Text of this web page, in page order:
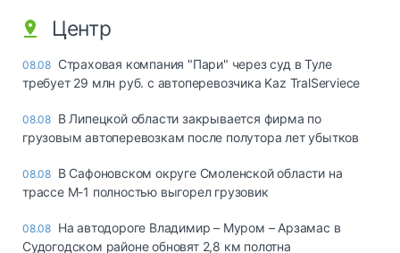
Центр
08.08 Страховая компания "Пари" через суд в Туле
требует 29 млн руб. с автоперевозчика Kaz TralServiece
08.08 В Липецкой области закрывается фирма по
грузовым автоперевозкам после полутора лет убытков
08.08 В Сафоновском округе Смоленской области на
трассе М-1 полностью выгорел грузовик
08.08 На автодороге Владимир – Муром – Арзамас в
Судогодском районе обновят 2,8 км полотна